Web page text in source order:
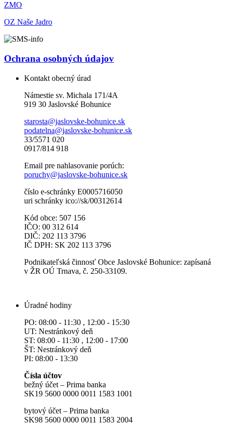
ZMO
OZ Naše Jadro
Ochrana osobných údajov
Kontakt obecný úrad
Námestie sv. Michala 171/4A
919 30 Jaslovské Bohunice
starosta@jaslovske-bohunice.sk
podatelna@jaslovske-bohunice.sk
33/5571 020
0917/814 918
Email pre nahlasovanie porúch:
poruchy@jaslovske-bohunice.sk
číslo e-schránky E0005716050
uri schránky ico://sk/00312614
Kód obce: 507 156
IČO: 00 312 614
DIČ: 202 113 3796
IČ DPH: SK 202 113 3796
Podnikateľská činnosť Obce Jaslovské Bohunice: zapísaná
v ŽR OÚ Trnava, č. 250-33109.
Úradné hodiny
PO: 08:00 - 11:30 , 12:00 - 15:30
UT: Nestránkový deň
ST: 08:00 - 11:30 , 12:00 - 17:00
ŠT: Nestránkový deň
PI: 08:00 - 13:30
Čísla účtov
bežný účet – Prima banka
SK19 5600 0000 0011 1583 1001
bytový účet – Prima banka
SK98 5600 0000 0011 1583 2004